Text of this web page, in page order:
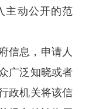
主动公开的范
信息，申请人
广泛知晓或者
政机关将该信